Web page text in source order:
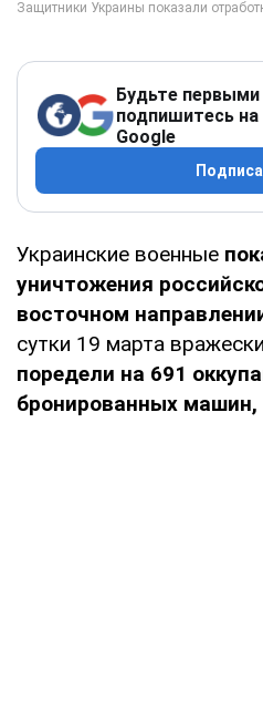
Будьте первыми
подпишитесь на
Google
Украинские военные
уничтожения
восточном
сутки 19 марта
поредели на 691
бронированных